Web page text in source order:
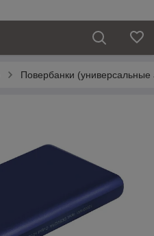
Повербанки (универсальные